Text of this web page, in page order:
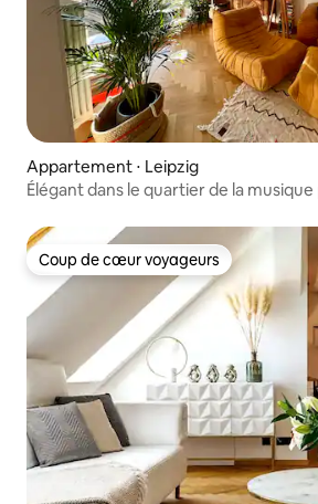
Appartement ⋅ Leipzig
Élégant dans le quartier de la musique
Coup de cœur voyageurs
Coup de cœur voyageurs